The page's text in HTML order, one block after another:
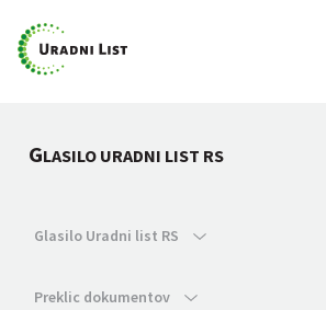
GLASILO URADNI LIST RS
Glasilo Uradni list RS
Preklic dokumentov